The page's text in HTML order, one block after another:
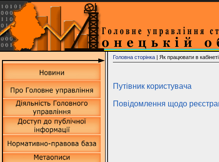
Головна сторінка | Як працювати в
Путівник користувача
Повідомлення щодо